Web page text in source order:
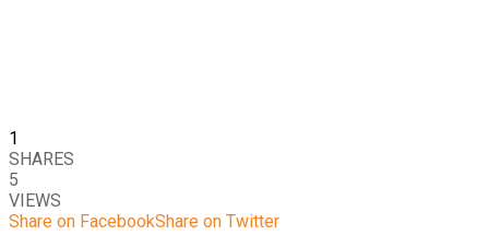
1
SHARES
5
VIEWS
Share on FacebookShare on Twitter